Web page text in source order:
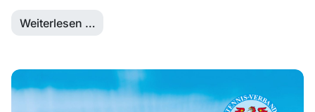
Weiterlesen …